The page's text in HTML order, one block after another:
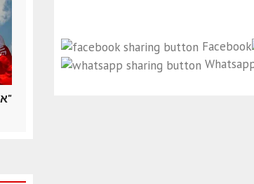
Facebook
איראן מאשימה את ארה"ב ב"פיראטיות"